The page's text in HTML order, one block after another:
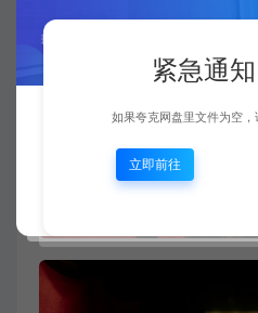
紧急通知
如果夸克网盘里文件为空，
立即前往